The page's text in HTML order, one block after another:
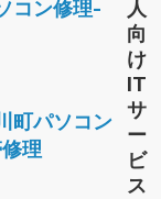
コン修理-
町パソコン
理
人
向
け
IT
サ
ー
ビ
ス